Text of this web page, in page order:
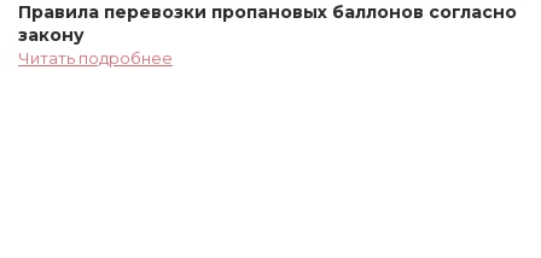
Правила перевозки пропановых баллонов согласно
закону
Читать подробнее